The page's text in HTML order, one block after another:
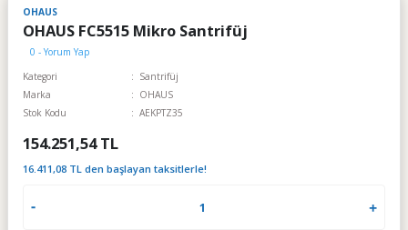
OHAUS
OHAUS FC5515 Mikro Santrifüj
0 - Yorum Yap
Kategori
Santrifüj
Marka
OHAUS
Stok Kodu
AEKPTZ35
154.251,54 TL
16.411,08 TL den başlayan taksitlerle!